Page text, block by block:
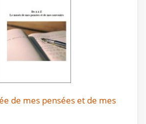
de mes pensées et de mes